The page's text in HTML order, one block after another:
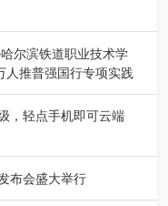
户共创，赋能西南市
尔滨铁道职业技术学
人推普强国行专项实践
”大学生暑期社会实
，轻点手机即可云端
人事务厅指导，贵阳
布会盛大举行
超极放心装”新品发布